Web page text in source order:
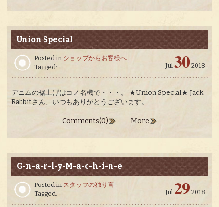
Union Special
Posted in ショップからお客様へ
Tagged:
Jul 30 2018
デニムの裾上げはコノ名機で・・・。 ★Union Special★ Jack
Rabbitさん、いつもありがとうございます。
Comments(0) More
G-n-a-r-l-y-M-a-c-h-i-n-e
Posted in スタッフの独り言
Tagged:
Jul 29 2018